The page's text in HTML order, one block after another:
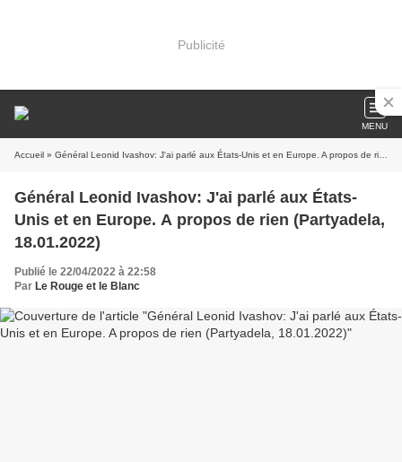
Publicité
MENU
Accueil » Général Leonid Ivashov: J'ai parlé aux États-Unis et en Europe. A propos de rien (Partyadela, 18.01.2022)
Général Leonid Ivashov: J'ai parlé aux États-
Unis et en Europe. A propos de rien (Partyadela,
18.01.2022)
Publié le 22/04/2022 à 22:58
Par Le Rouge et le Blanc